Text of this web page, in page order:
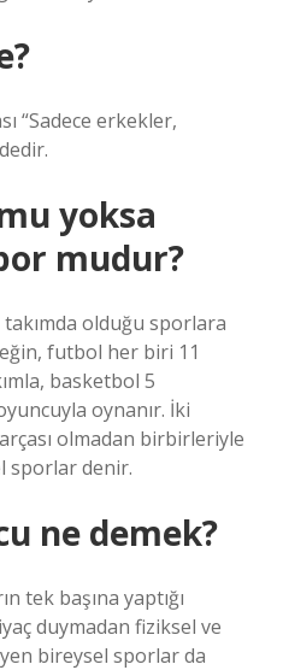
“Sadece erkekler,
yoksa
mudur?
olduğu sporlara
futbol her biri 11
basketbol 5
oynanır. İki
olmadan birbirleriyle
sporlar denir.
ne demek?
tek başına yaptığı
duymadan fiziksel ve
bireysel sporlar da